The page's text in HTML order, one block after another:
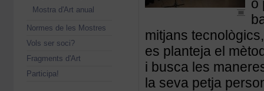
Mostra d'Art anual
Normes de les Mostres
Vols ser soci?
Fragments d'Art
Participa!
o
mitjans
es planteja el
i busca les
la seva petja